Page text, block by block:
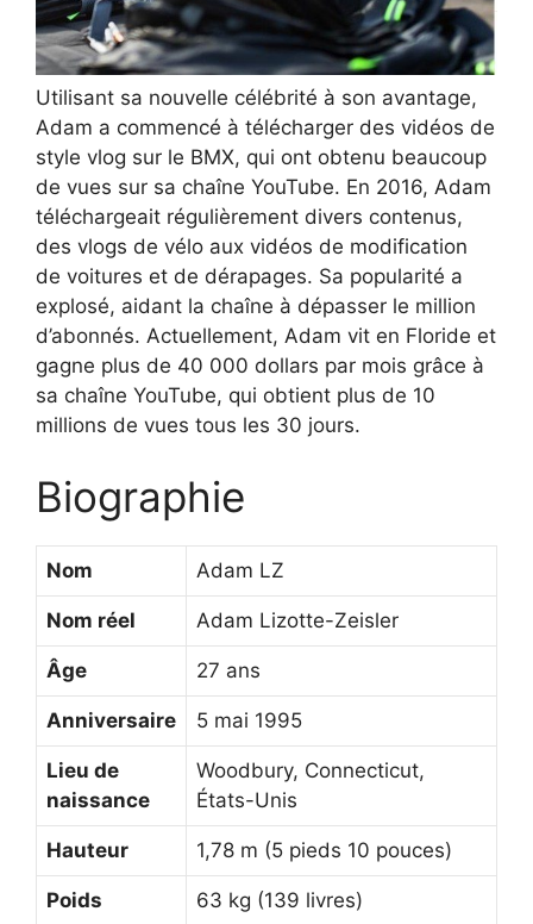
Utilisant sa nouvelle célébrité à son avantage,
Adam a commencé à télécharger des vidéos de
style vlog sur le BMX, qui ont obtenu beaucoup
de vues sur sa chaîne YouTube. En 2016, Adam
téléchargeait régulièrement divers contenus,
des vlogs de vélo aux vidéos de modification
de voitures et de dérapages. Sa popularité a
explosé, aidant la chaîne à dépasser le million
d’abonnés. Actuellement, Adam vit en Floride et
gagne plus de 40 000 dollars par mois grâce à
sa chaîne YouTube, qui obtient plus de 10
millions de vues tous les 30 jours.
Biographie
Nom Adam LZ
Nom réel Adam Lizotte-Zeisler
Âge 27 ans
Anniversaire 5 mai 1995
Lieu de
naissance
Woodbury, Connecticut,
États-Unis
Hauteur 1,78 m (5 pieds 10 pouces)
Poids 63 kg (139 livres)